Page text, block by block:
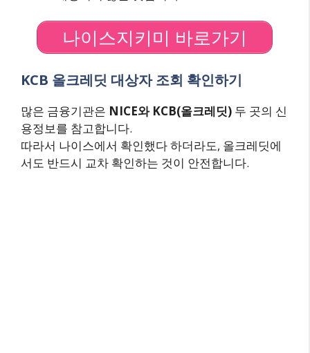
나이스지키미 바로가기
KCB 올크레딧 대상자 조회 확인하기
많은 금융기관은 NICE와 KCB(올크레딧) 두 곳의 신
용정보를 참고합니다.
따라서 나이스에서 확인했다 하더라도, 올크레딧에
서도 반드시 교차 확인하는 것이 안전합니다.